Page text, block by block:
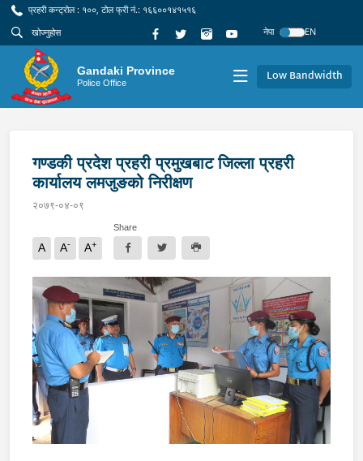
प्रहरी कन्ट्रोल : १००, टोल फ्री नं.: १६६००१४१५१६
नेपा
EN
Gandaki Province
Police Office Low Bandwidth
गण्डकी प्रदेश प्रहरी प्रमुखबाट जिल्ला प्रहरी
कार्यालय लमजुङको निरीक्षण
२०७९-०४-०९
A A- A+
Share